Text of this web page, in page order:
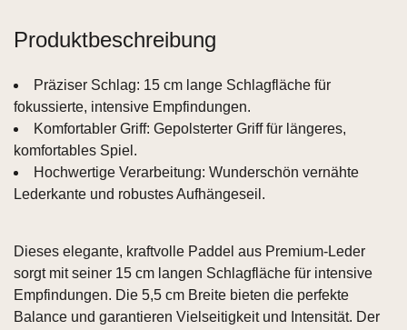
Produktbeschreibung
Präziser Schlag: 15 cm lange Schlagfläche für
fokussierte, intensive Empfindungen.
Komfortabler Griff: Gepolsterter Griff für längeres,
komfortables Spiel.
Hochwertige Verarbeitung: Wunderschön vernähte
Lederkante und robustes Aufhängeseil.
Dieses elegante, kraftvolle Paddel aus Premium-Leder
sorgt mit seiner 15 cm langen Schlagfläche für intensive
Empfindungen. Die 5,5 cm Breite bieten die perfekte
Balance und garantieren Vielseitigkeit und Intensität. Der